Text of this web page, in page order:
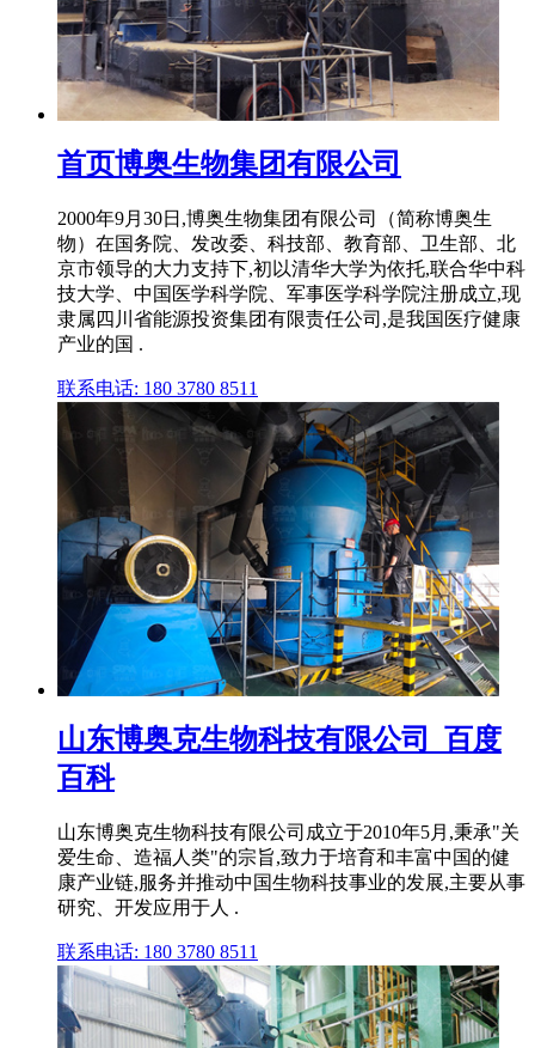
首页博奥生物集团有限公司
2000年9月30日,博奥生物集团有限公司（简称博奥生
物）在国务院、发改委、科技部、教育部、卫生部、北
京市领导的大力支持下,初以清华大学为依托,联合华中科
技大学、中国医学科学院、军事医学科学院注册成立,现
隶属四川省能源投资集团有限责任公司,是我国医疗健康
产业的国 .
联系电话: 180 3780 8511
山东博奥克生物科技有限公司_百度
百科
山东博奥克生物科技有限公司成立于2010年5月,秉承"关
爱生命、造福人类"的宗旨,致力于培育和丰富中国的健
康产业链,服务并推动中国生物科技事业的发展,主要从事
研究、开发应用于人 .
联系电话: 180 3780 8511